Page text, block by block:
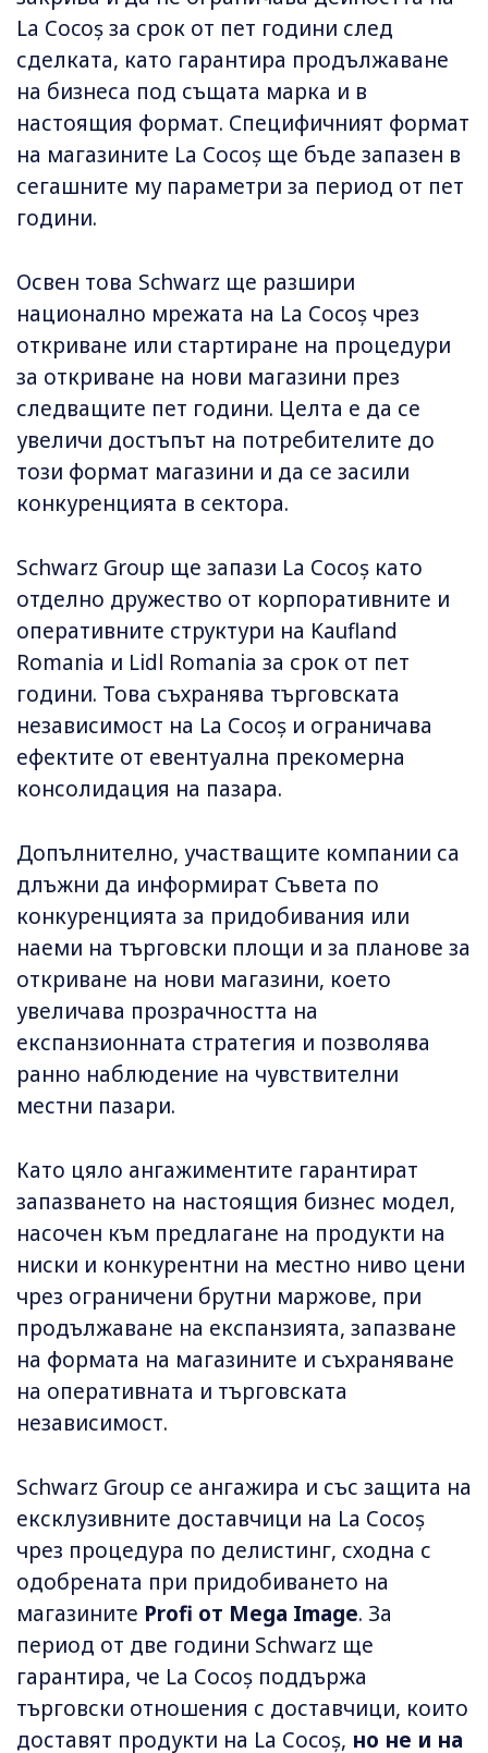
La Cocoș за срок от пет години след
сделката, като гарантира продължаване
на бизнеса под същата марка и в
настоящия формат. Специфичният формат
на магазините La Cocoș ще бъде запазен в
сегашните му параметри за период от пет
години.
Освен това Schwarz ще разшири
национално мрежата на La Cocoș чрез
откриване или стартиране на процедури
за откриване на нови магазини през
следващите пет години. Целта е да се
увеличи достъпът на потребителите до
този формат магазини и да се засили
конкуренцията в сектора.
Schwarz Group ще запази La Cocoș като
отделно дружество от корпоративните и
оперативните структури на Kaufland
Romania и Lidl Romania за срок от пет
години. Това съхранява търговската
независимост на La Cocoș и ограничава
ефектите от евентуална прекомерна
консолидация на пазара.
Допълнително, участващите компании са
длъжни да информират Съвета по
конкуренцията за придобивания или
наеми на търговски площи и за планове за
откриване на нови магазини, което
увеличава прозрачността на
експанзионната стратегия и позволява
ранно наблюдение на чувствителни
местни пазари.
Като цяло ангажиментите гарантират
запазването на настоящия бизнес модел,
насочен към предлагане на продукти на
ниски и конкурентни на местно ниво цени
чрез ограничени брутни маржове, при
продължаване на експанзията, запазване
на формата на магазините и съхраняване
на оперативната и търговската
независимост.
Schwarz Group се ангажира и със защита на
ексклузивните доставчици на La Cocoș
чрез процедура по делистинг, сходна с
одобрената при придобиването на
магазините Profi от Mega Image. За
период от две години Schwarz ще
гарантира, че La Cocoș поддържа
търговски отношения с доставчици, които
доставят продукти на La Cocoș, но не и на